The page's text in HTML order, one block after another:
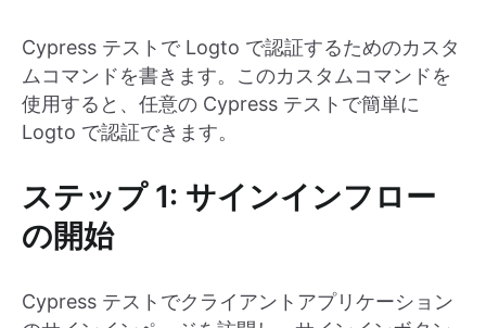
Cypress テストで Logto で認証するためのカスタ
ムコマンドを書きます。このカスタムコマンドを
使用すると、任意の Cypress テストで簡単に
Logto で認証できます。
ステップ 1: サインインフロー
の開始
Cypress テストでクライアントアプリケーション